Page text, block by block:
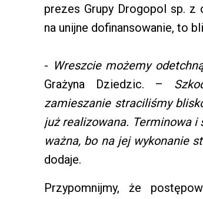
prezes Grupy Drogopol sp. z
na unijne dofinansowanie, to
- Wreszcie możemy
Grażyna Dziedzic. –
zamieszanie straciliśmy
już realizowana. Terminowa
ważna, bo na jej wykonanie
dodaje.
Przypomnijmy, że